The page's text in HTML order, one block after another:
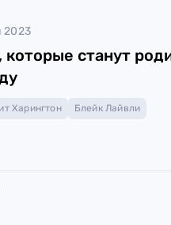
2023
станут
Харингтон Блейк Лайвли